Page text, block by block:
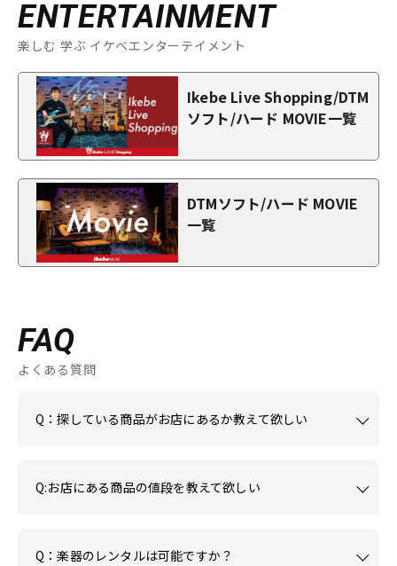
ENTERTAINMENT
楽しむ 学ぶ イケベエンターテイメント
Ikebe Live Shopping/DTM
ソフト/ハード MOVIE一覧
DTMソフト/ハード MOVIE
一覧
FAQ
よくある質問
Q：探している商品がお店にあるか教えて欲しい
Q:お店にある商品の値段を教えて欲しい
Q：楽器のレンタルは可能ですか？